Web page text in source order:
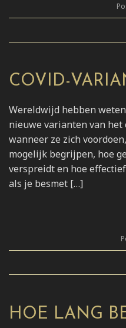
COVID-
Wereldwijd hebben
nieuwe varianten van
wanneer ze zich
mogelijk begrijpen, hoe
verspreidt en hoe
als je besmet […]
HOE LANG